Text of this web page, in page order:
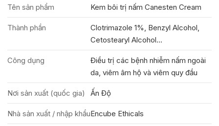
Tên sản phẩm Kem bôi trị nấm Canesten Cream
Thành phần
Clotrimazole 1%, Benzyl Alcohol,
Cetostearyl Alcohol...
Công dụng
Điều trị các bệnh nhiễm nấm ngoài
da, viêm âm hộ và viêm quy đầu
Nơi sản xuất (quốc gia) Ấn Độ
Nhà sản xuất / nhập khẩuEncube Ethicals